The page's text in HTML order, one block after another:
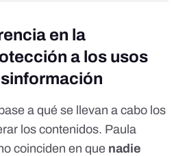
en la
a los usos
a qué se llevan a cabo los
los contenidos. Paula
coinciden en que nadie